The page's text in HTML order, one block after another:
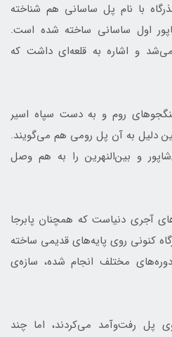
با نام پل ساسانی هم شناخته
اول ساسانی ساخته شده است.
و اشاره به قلعه‌ای داشت که
روم و به دست سپاه اسیر
دلیل به آن پل رومی هم می‌گویند.
و بین‌النهرین را به هم وصل
آجری دنیاست که همچنان پابرجا
کنونی روی پایه‌های قدیمی ساخته
مختلف انجام شده، سازه‌ی
از روی پل رفت‌وآمد می‌کردند، اما چند